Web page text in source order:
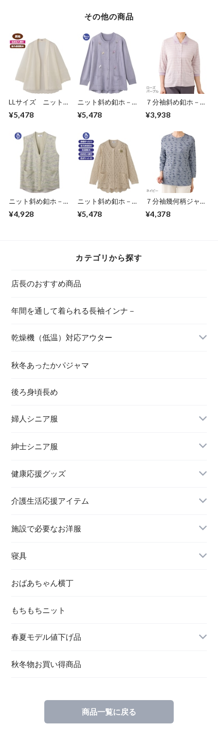
その他の商品
LLサイズ ニットト
（婦人）
¥5,478
ニット斜め釦ホ－ル
人）
¥5,478
７分袖斜め釦ホ－ル
人）
¥3,938
ニット斜め釦ホ－ル
人）
¥4,928
ニット斜め釦ホ－ル
人）3Lのみ
¥5,478
７分袖幾何柄ジャガ
人）
¥4,378
カテゴリから探す
店長のおすすめ商品
年間を通して着られる長袖インナ－
乾燥機（低温）対応アウター
秋冬あったかパジャマ
後ろ身頃長め
婦人シニア服
トップス
紳士シニア服
スラックス
健康応援グッズ
介護生活応援アイテム
施設で必要なお洋服
婦人 トップス
寝具
おばあちゃん横丁
もちもちニット
春夏モデル値下げ品
秋冬物お買い得商品
商品一覧に戻る